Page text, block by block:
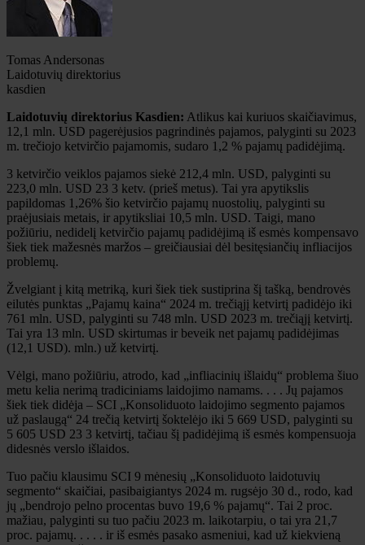
Tomas Andersonas
Laidotuvių direktorius
kasdien
Laidotuvių direktorius Kasdien: Atlikus kai kuriuos skaičiavimus,
12,1 mln. USD pagerėjusios pagrindinės pajamos, palyginti su 2023
m. trečiojo ketvirčio pajamomis, sudaro 1,2 % pajamų padidėjimą.
3 ketvirčio veiklos pajamos siekė 212,4 mln. USD, palyginti su
223,0 mln. USD 23 3 ketv. (prieš metus). Tai yra apytikslis
papildomas 1,26% šio ketvirčio pajamų nuostolių, palyginti su
praėjusiais metais, ir apytiksliai 10,5 mln. USD. Taigi, mano
požiūriu, nedidelį ketvirčio pajamų padidėjimą iš esmės kompensavo
šiek tiek mažesnės maržos – greičiausiai dėl besitęsiančių infliacijos
problemų.
Žvelgiant į kitą metriką, kuri šiek tiek sustiprina šį tašką, bendrovės
eilutės punktas „Pajamų kaina“ 2024 m. trečiąjį ketvirtį padidėjo iki
761 mln. USD, palyginti su 748 mln. USD 2023 m. trečiąjį ketvirtį.
Tai yra 13 mln. USD skirtumas ir beveik net pajamų padidėjimas
(12,1 USD). mln.) už ketvirtį.
Vėlgi, mano požiūriu, atrodo, kad „infliacinių išlaidų“ problema šiuo
metu kelia nerimą tradiciniams laidojimo namams. . . . Jų pajamos
šiek tiek didėja – SCI „Konsoliduoto laidojimo segmento pajamos
už paslaugą“ 24 trečią ketvirtį šoktelėjo iki 5 669 USD, palyginti su
5 605 USD 23 3 ketvirtį, tačiau šį padidėjimą iš esmės kompensuoja
didesnės verslo išlaidos.
Tuo pačiu klausimu SCI 9 mėnesių „Konsoliduoto laidotuvių
segmento“ skaičiai, pasibaigiantys 2024 m. rugsėjo 30 d., rodo, kad
jų „bendrojo pelno procentas buvo 19,6 % pajamų“. Tai 2 proc.
mažiau, palyginti su tuo pačiu 2023 m. laikotarpiu, o tai yra 21,7
proc. pajamų. . . . . ir iš esmės pasako asmeniui, kad už kiekvieną